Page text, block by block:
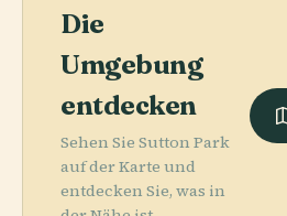
Die
Umgebung
entdecken
Sehen Sie Sutton Park
auf der Karte und
entdecken Sie, was in